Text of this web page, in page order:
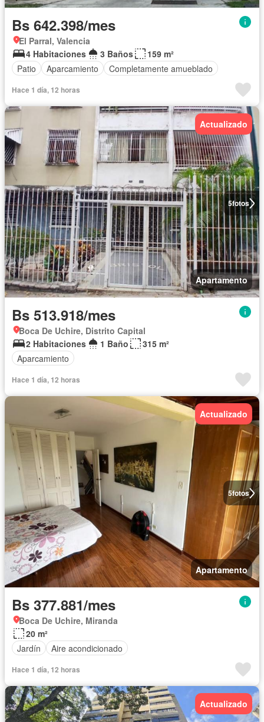
Bs 642.398/mes
El Parral, Valencia
4 Habitaciones
3 Baños
159 m²
Patio
Aparcamiento Completamente amueblado
Hace 1 día, 12 horas
5fotos
Actualizado
Apartamento
Bs 513.918/mes
Boca De Uchire, Distrito Capital
2 Habitaciones
1 Baño
315 m²
Aparcamiento
Hace 1 día, 12 horas
5fotos
Actualizado
Apartamento
Bs 377.881/mes
Boca De Uchire, Miranda
20 m²
Jardín
Aire acondicionado
Hace 1 día, 12 horas
Actualizado